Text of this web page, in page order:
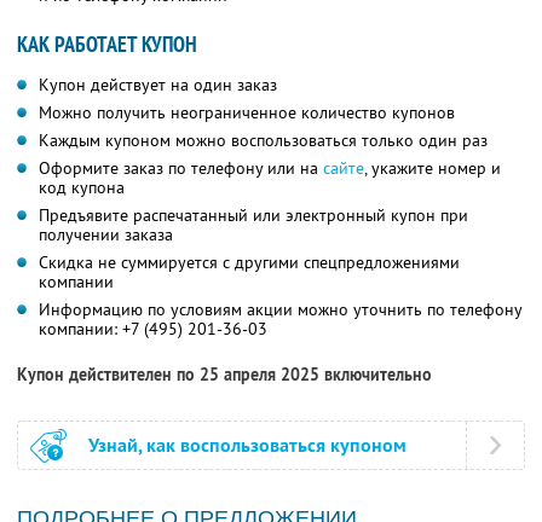
КАК РАБОТАЕТ КУПОН
Купон действует на один заказ
Можно получить неограниченное количество купонов
Каждым купоном можно воспользоваться только один раз
Оформите заказ по телефону или на сайте, укажите номер и
код купона
Предъявите распечатанный или электронный купон при
получении заказа
Скидка не суммируется с другими спецпредложениями
компании
Информацию по условиям акции можно уточнить по телефону
компании: +7 (495) 201-36-03
Купон действителен по 25 апреля 2025 включительно
Узнай, как воспользоваться купоном